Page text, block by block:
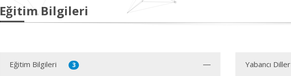
Eğitim Bilgileri
Eğitim Bilgileri 3 Yabancı Diller